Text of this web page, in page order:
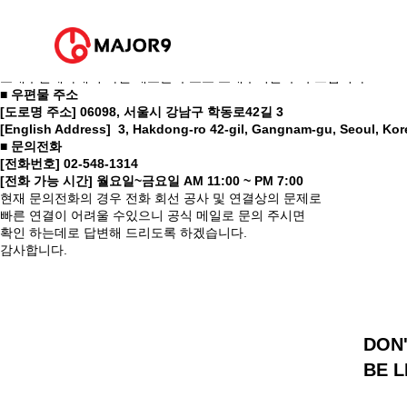
MAJOR9[메이저나인]입니다.
MAJOR9[메이저나인]이 새로운 곳으로 이사를 가게되었습니다.
기존 소속아티스트 들에게 보내주시던 우편물과 소포 등을
■ 우편물 주소
[도로명 주소] 06098, 서울시 강남구 학동로42길 3
[English Address] 3, Hakdong-ro 42-gil, Gangnam-gu, Seoul,
■ 문의전화
[전화번호] 02-548-1314
[전화 가능 시간] 월요일~금요일 AM 11:00 ~ PM 7:00
현재 문의전화의 경우 전화 회선 공사 및 연결상의 문제로
빠른 연결이 어려울 수있으니 공식 메일로 문의 주시면
확인 하는데로 답변해 드리도록 하겠습니다.
감사합니다.
BE